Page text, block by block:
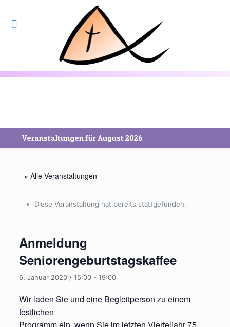
Veranstaltungen für August 2026
« Alle Veranstaltungen
Diese Veranstaltung hat bereits stattgefunden.
Anmeldung
Seniorengeburtstagskaffee
6. Januar 2020 / 15:00- 19:00
Wir laden Sie und eine Begleitperson zu einem
festlichen